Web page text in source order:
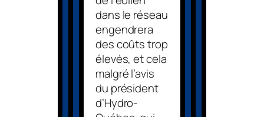
dans le réseau
engendrera
des coûts trop
élevés, et cela
malgré l’avis
du président
d’Hydro-